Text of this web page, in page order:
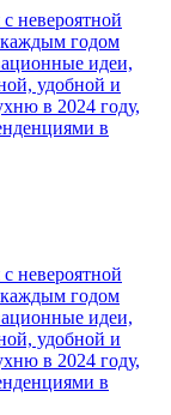
невероятной
каждым годом
идеи,
удобной и
в 2024 году,
в
невероятной
каждым годом
идеи,
удобной и
в 2024 году,
в